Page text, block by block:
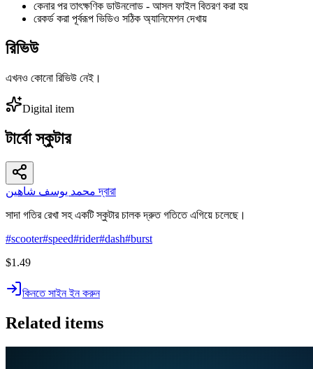
কেনার পর তাৎক্ষণিক ডাউনলোড - আসল ফাইল বিতরণ করা হয়
রেকর্ড করা পূর্বরূপ ভিডিও সঠিক অ্যানিমেশন দেখায়
রিভিউ
এখনও কোনো রিভিউ নেই।
Digital item
টার্বো স্কুটার
محمد يوسف شاهين দ্বারা
সাদা গতির রেখা সহ একটি স্কুটার চালক দ্রুত গতিতে এগিয়ে চলেছে।
#scooter#speed#rider#dash#burst
$1.49
কিনতে সাইন ইন করুন
Related items